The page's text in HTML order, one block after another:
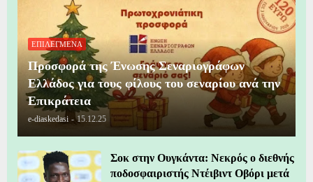
ΕΠΙΛΕΓΜΕΝΑ
Προσφορά της Ένωσης Σεναριογράφων
Ελλάδος για τους φίλους του σεναρίου ανά την
Επικράτεια
e-diaskedasi - 15.12.25
Σοκ στην Ουγκάντα: Νεκρός ο διεθνής
ποδοσφαιριστής Ντέιβιντ Οβόρι μετά